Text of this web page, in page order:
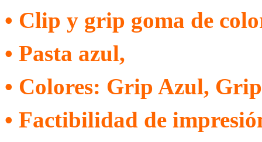
• Clip y grip goma de
• Pasta azul,
• Colores: Grip Azul,
• Factibilidad de